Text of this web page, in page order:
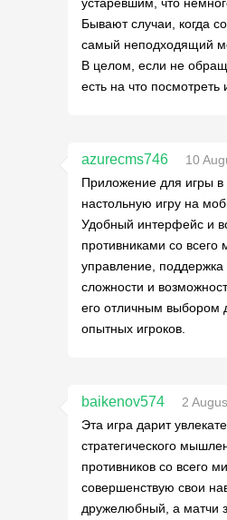
Бывают случаи, когда
самый неподходящий
В целом, если не
есть на что посмотреть
azurecms746
10
Приложение для игры в
настольную игру на
Удобный интерфейс и
противниками со всего
управление, поддержка
сложности и
его отличным выбором
опытных игроков.
baikenov574
2
Эта игра дарит
стратегического
противников со всего
совершенствую свои
дружелюбный, а матчи